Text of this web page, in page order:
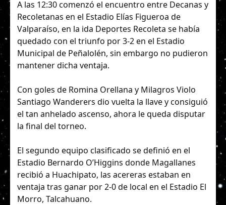
A las 12:30 comenzó el encuentro entre Decanas y
Recoletanas en el Estadio Elías Figueroa de
Valparaíso, en la ida Deportes Recoleta se había
quedado con el triunfo por 3-2 en el Estadio
Municipal de Peñalolén, sin embargo no pudieron
mantener dicha ventaja.
Con goles de Romina Orellana y Milagros Violo
Santiago Wanderers dio vuelta la llave y consiguió
el tan anhelado ascenso, ahora le queda disputar
la final del torneo.
El segundo equipo clasificado se definió en el
Estadio Bernardo O’Higgins donde Magallanes
recibió a Huachipato, las acereras estaban en
ventaja tras ganar por 2-0 de local en el Estadio El
Morro, Talcahuano.